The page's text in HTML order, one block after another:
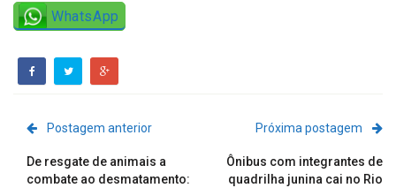
WhatsApp
Postagem anterior
De resgate de animais a
combate ao desmatamento:
Próxima postagem
Ônibus com integrantes de
quadrilha junina cai no Rio